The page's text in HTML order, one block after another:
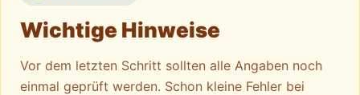
Wichtige Hinweise
Vor dem letzten Schritt sollten alle Angaben noch
einmal geprüft werden. Schon kleine Fehler bei